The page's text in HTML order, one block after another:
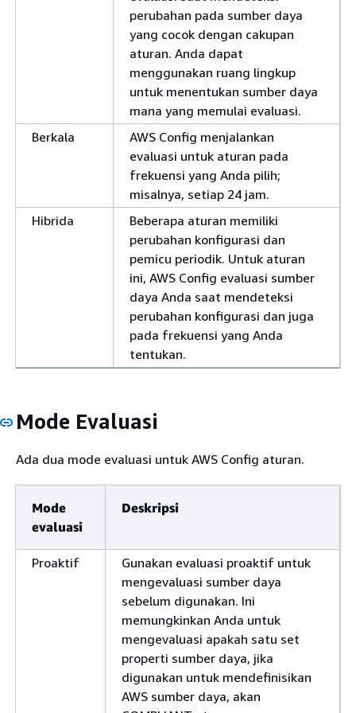
perubahan pada sumber daya
yang cocok dengan cakupan
aturan. Anda dapat
menggunakan ruang lingkup
untuk menentukan sumber daya
mana yang memulai evaluasi.
Berkala
AWS Config menjalankan
evaluasi untuk aturan pada
frekuensi yang Anda pilih;
misalnya, setiap 24 jam.
Hibrida
Beberapa aturan memiliki
perubahan konfigurasi dan
pemicu periodik. Untuk aturan
ini, AWS Config evaluasi sumber
daya Anda saat mendeteksi
perubahan konfigurasi dan juga
pada frekuensi yang Anda
tentukan.
Mode Evaluasi
Ada dua mode evaluasi untuk AWS Config aturan.
Mode
evaluasi
Deskripsi
Proaktif
Gunakan evaluasi proaktif untuk
mengevaluasi sumber daya
sebelum digunakan. Ini
memungkinkan Anda untuk
mengevaluasi apakah satu set
properti sumber daya, jika
digunakan untuk mendefinisikan
AWS sumber daya, akan